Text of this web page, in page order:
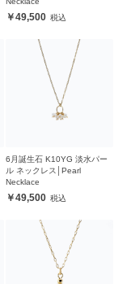
49,500
6月誕生石 K10YG 淡水パー
ル ネックレス│Pearl
Necklace
49,500